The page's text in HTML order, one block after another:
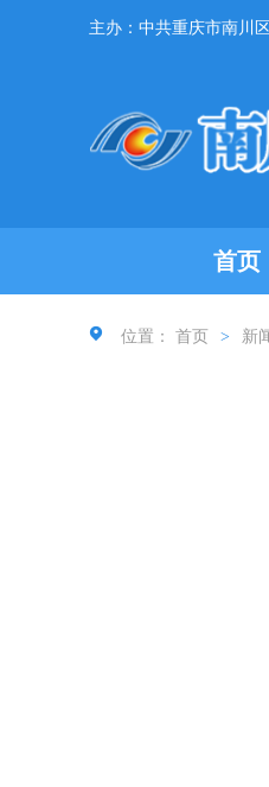
主办：中共重庆市南川
首页
位置： 首页 > 新